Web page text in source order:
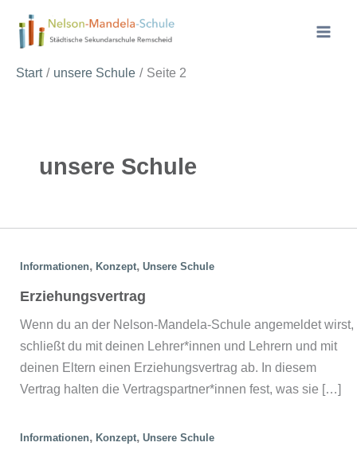
Inhalt
springen
Start
unsere Schule Seite 2
unsere Schule
Informationen, Konzept, Unsere Schule
Erziehungsvertrag
Wenn du an der Nelson-Mandela-Schule angemeldet wirst,
schließt du mit deinen Lehrer*innen und Lehrern und mit
deinen Eltern einen Erziehungsvertrag ab. In diesem
Vertrag halten die Vertragspartner*innen fest, was sie […]
Informationen, Konzept, Unsere Schule